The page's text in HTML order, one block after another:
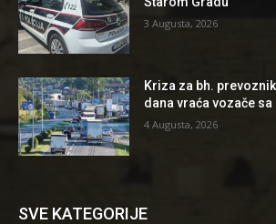
3 Augusta, 2026
Kriza za bh.
dana vraća vozače sa
4 Augusta, 2026
SVE KATEGORIJE